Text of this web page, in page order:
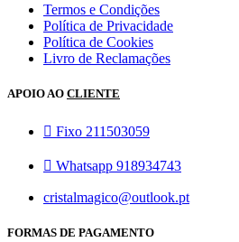
Termos e Condições
Política de Privacidade
Política de Cookies
Livro de Reclamações
APOIO AO CLIENTE
Fixo 211503059
Whatsapp 918934743
cristalmagico@outlook.pt
FORMAS DE PAGAMENTO